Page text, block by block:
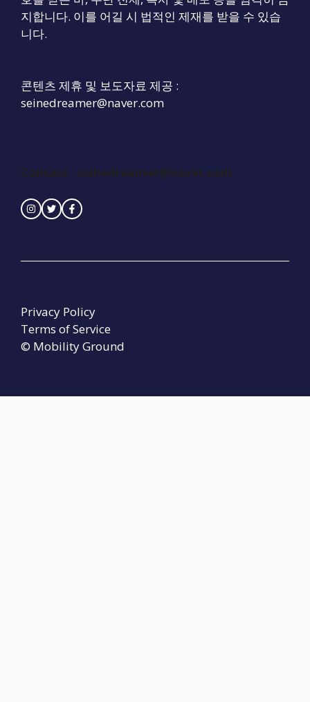
지합니다. 이를 어길 시 법적인 제재를 받을 수 있습
니다.
콘텐츠 제휴 및 보도자료 제공 :
seinedreamer@naver.com
Contact : seinedreamer@naver.com
© Mobility Ground
Privacy Policy
Terms of Service